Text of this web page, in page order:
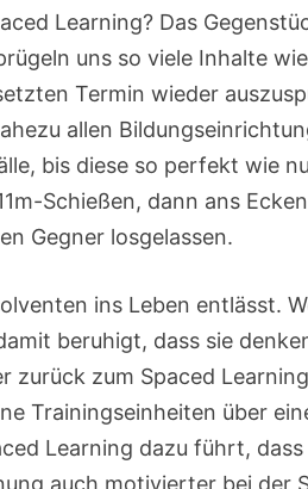
Learning? Das
uns so viele Inhalte
Termin wieder
allen
bis diese so perfekt wie
Schießen, dann ans
Gegner losgelassen.
ins Leben entlässt.
beruhigt, dass sie
zurück zum Spaced
Trainingseinheiten über
Learning dazu führt,
auch motivierter bei der